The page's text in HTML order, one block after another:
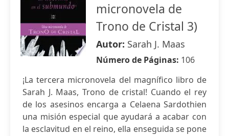
micronovela de
Trono de Cristal 3)
Autor: Sarah J. Maas
Número de Páginas: 106
¡La tercera micronovela del magnífico libro de
Sarah J. Maas, Trono de cristal! Cuando el rey
de los asesinos encarga a Celaena Sardothien
una misión especial que ayudará a acabar con
la esclavitud en el reino, ella enseguida se pone